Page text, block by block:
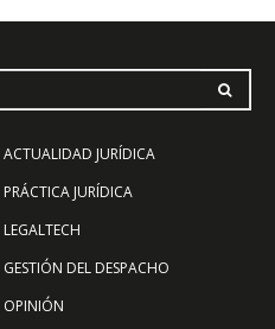
ACTUALIDAD JURÍDICA
PRÁCTICA JURÍDICA
LEGALTECH
GESTIÓN DEL DESPACHO
OPINIÓN